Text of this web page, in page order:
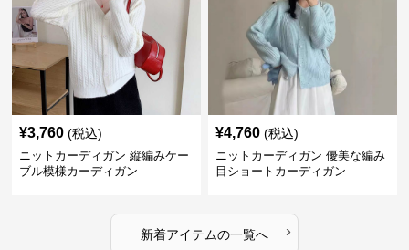
¥3,760 (税込)
ニットカーディガン 縦編みケー
ブル模様カーディガン
¥4,760 (税込)
ニットカーディガン 優美な編み
目ショートカーディガン
新着アイテムの一覧へ ›